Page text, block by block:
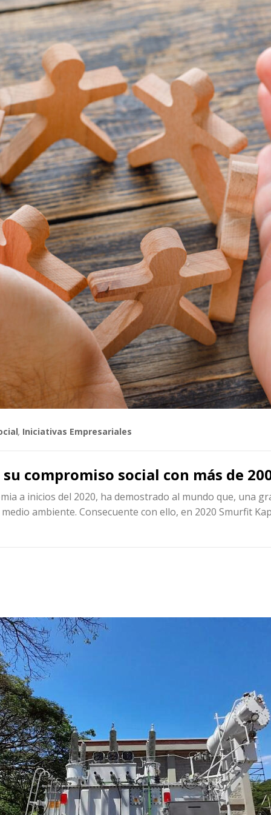
, Iniciativas Empresariales
compromiso social con más de
a inicios del 2020, ha demostrado al mundo que, una
ambiente. Consecuente con ello, en 2020 Smurfit